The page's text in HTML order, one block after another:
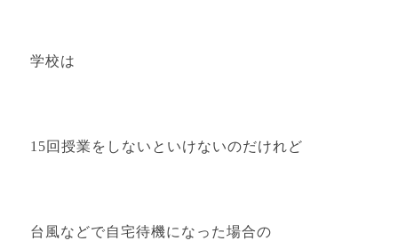
学校は
15回授業をしないといけないのだけれど
台風などで自宅待機になった場合の